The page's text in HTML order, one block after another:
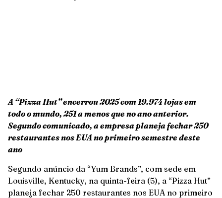
A “Pizza Hut” encerrou 2025 com 19.974 lojas em
todo o mundo, 251 a menos que no ano anterior.
Segundo comunicado, a empresa planeja fechar 250
restaurantes nos EUA no primeiro semestre deste
ano
Segundo anúncio da “Yum Brands”, com sede em
Louisville, Kentucky, na quinta-feira (5), a “Pizza Hut”
planeja fechar 250 restaurantes nos EUA no primeiro